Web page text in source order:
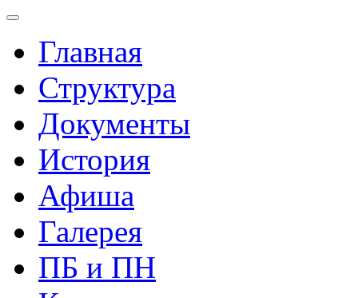
Главная
Структура
Документы
История
Афиша
Галерея
ПБ и ПН